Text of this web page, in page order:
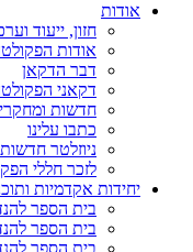
אודות
חזון, ייעוד
אודות
דבר הדקאן
דקאני
חדשות
כתבו עלינו
ניוזלטר
לזכר חללי
יחידות אקדמיות
בית הספר
בית הספר
בית הספר